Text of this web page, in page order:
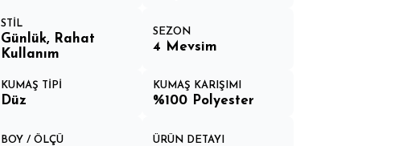
STİL
Günlük, Rahat
Kullanım
SEZON
4 Mevsim
KUMAŞ TİPİ
Düz
KUMAŞ KARIŞIMI
%100 Polyester
BOY / ÖLÇÜ ÜRÜN DETAYI